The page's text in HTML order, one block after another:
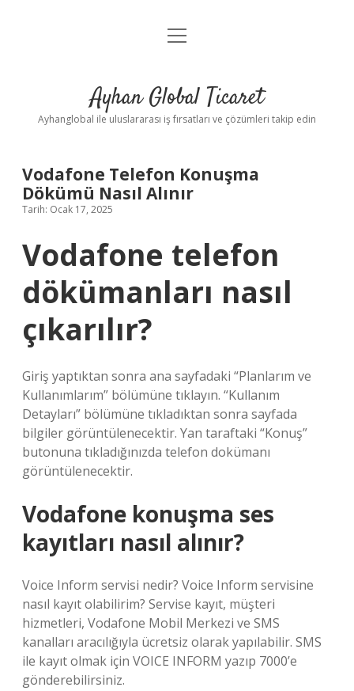
Anasayfa
Yasal Uyarı
menüyü
Ayhan Global Ticaret
Ayhanglobal ile uluslararası iş fırsatları ve çözümleri takip edin
Vodafone Telefon Konuşma
Dökümü Nasıl Alınır
Tarih: Ocak 17, 2025
Vodafone telefon
dökümanları nasıl
çıkarılır?
Giriş yaptıktan sonra ana sayfadaki “Planlarım ve
Kullanımlarım” bölümüne tıklayın. “Kullanım
Detayları” bölümüne tıkladıktan sonra sayfada
bilgiler görüntülenecektir. Yan taraftaki “Konuş”
butonuna tıkladığınızda telefon dokümanı
görüntülenecektir.
Vodafone konuşma ses
kayıtları nasıl alınır?
Voice Inform servisi nedir? Voice Inform servisine
nasıl kayıt olabilirim? Servise kayıt, müşteri
hizmetleri, Vodafone Mobil Merkezi ve SMS
kanalları aracılığıyla ücretsiz olarak yapılabilir. SMS
ile kayıt olmak için VOICE INFORM yazıp 7000’e
gönderebilirsiniz.